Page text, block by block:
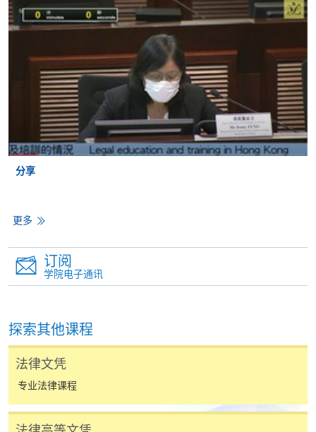
快捷
法律行政人员高等文凭（本科程度）可以在2年内攻读
完毕，比其他通往PCLL项目的途径更快
经济
单位收取学费，学员一次性报读多个课程单位时均可
个课程单元的费用将低於11,000港币。 因此，它比通
本课程非常适合工作繁忙的人，因为所有8个课程单元
都在晚上和周末授课，为期2年至5年，这意味着学生
可以根据自己的时间表学习完成课程单元（每年每位
学员可报读最多4个课程单元）
分享
更多
订阅
学院电子通讯
探索其他课程
法律文凭
专业法律课程